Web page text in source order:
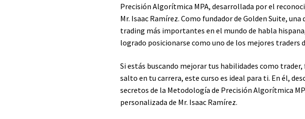
Precisión Algorítmica MPA, desarrollada por el
Mr. Isaac Ramírez. Como fundador de Golden Suite, una
trading más importantes en el mundo de habla
logrado posicionarse como uno de los mejores traders
Si estás buscando mejorar tus habilidades como
salto en tu carrera, este curso es ideal para ti. En él,
secretos de la Metodología de Precisión Algorítmica
personalizada de Mr. Isaac Ramírez.